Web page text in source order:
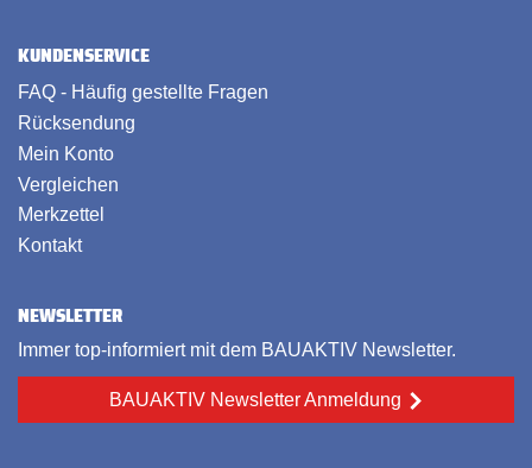
KUNDENSERVICE
FAQ - Häufig gestellte Fragen
Rücksendung
Mein Konto
Vergleichen
Merkzettel
Kontakt
NEWSLETTER
Immer top-informiert mit dem BAUAKTIV Newsletter.
BAUAKTIV Newsletter Anmeldung